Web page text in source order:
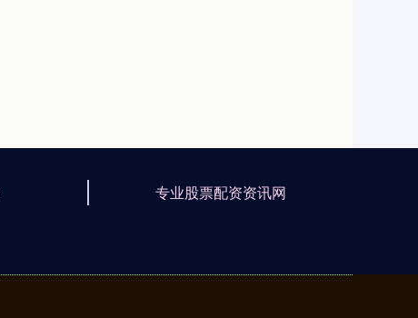
专业股票配资资讯网